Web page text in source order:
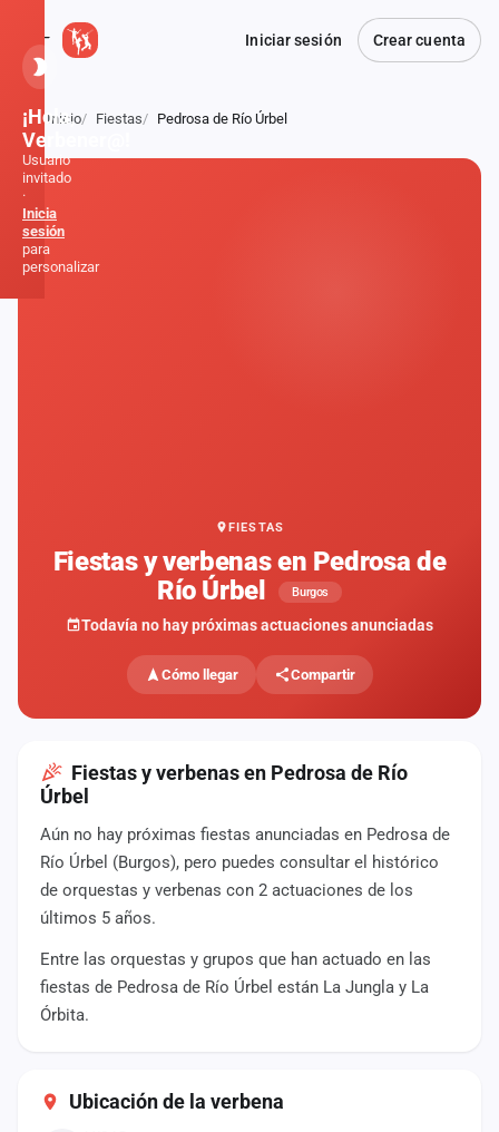
Iniciar sesión Crear cuenta
Atrás
Inicio Fiestas Pedrosa de Río Úrbel
FIESTAS
Fiestas y verbenas en Pedrosa de
Río Úrbel
Burgos
Todavía no hay próximas actuaciones anunciadas
Cómo llegar Compartir
Fiestas y verbenas en Pedrosa de Río
Úrbel
Aún no hay próximas fiestas anunciadas en Pedrosa de
Río Úrbel (Burgos), pero puedes consultar el histórico
de orquestas y verbenas con 2 actuaciones de los
últimos 5 años.
Entre las orquestas y grupos que han actuado en las
fiestas de Pedrosa de Río Úrbel están La Jungla y La
Órbita.
Ubicación de la verbena
¡Hola,
Verbener@!
Usuario
invitado
·
Inicia
sesión
para
personalizar
fiestas
Componentes
Agencias
Rankings
Anuncios
sesión
Crear
cuenta
Contacto